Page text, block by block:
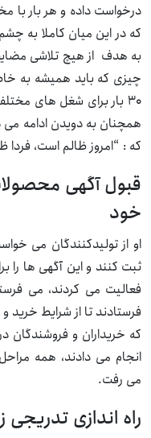
درخواست داده و هر بار با
که در این میان کاملا به
به هدف از هیچ تلاشی
چیزی که باید همیشه به
۳۰ بار برای شغل های
همچنان به دویدن ادامه
که : “امروز ظالم است،
قبول آگهی
خود
او از تولیدکنندگان می
ثبت کنند و این آگهی ها را
فعالیت می کردند، می
فرستادند تا از شرایط خرید
که خریداران و فروشندگان
انجام می دادند، همه
می رفت.
راه اندازی